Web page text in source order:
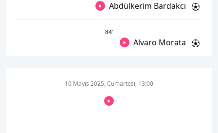
Abdülkerim Bardakcı
84’
Alvaro Morata
10 Mayıs 2025, Cumartesi, 13:00